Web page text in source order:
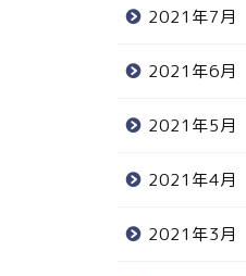
2021年7月
2021年6月
2021年5月
2021年4月
2021年3月